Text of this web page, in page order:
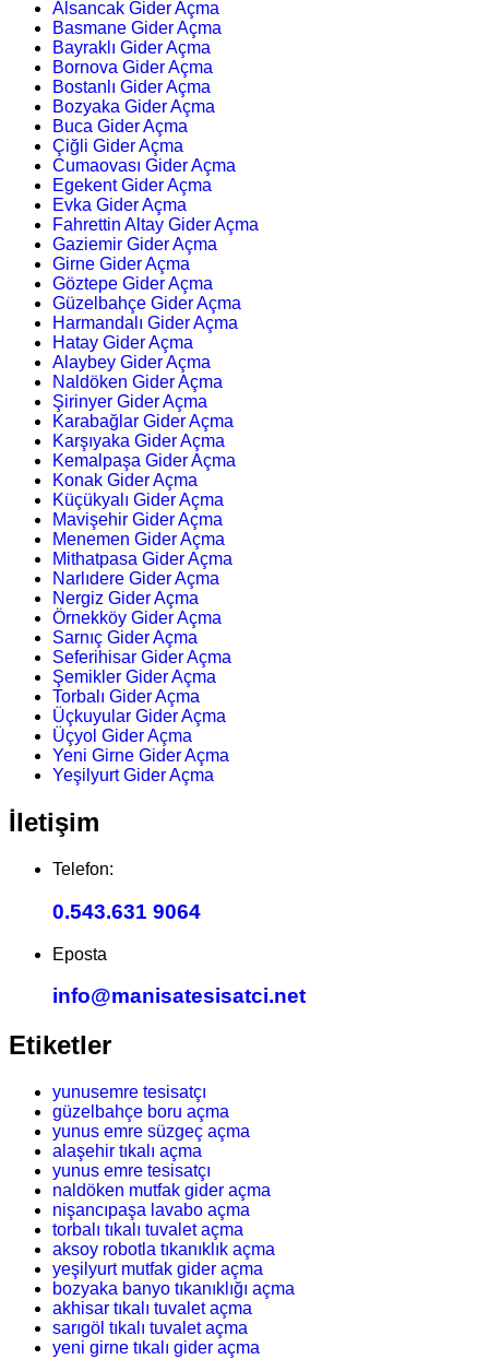
Alsancak Gider Açma
Basmane Gider Açma
Bayraklı Gider Açma
Bornova Gider Açma
Bostanlı Gider Açma
Bozyaka Gider Açma
Buca Gider Açma
Çiğli Gider Açma
Cumaovası Gider Açma
Egekent Gider Açma
Evka Gider Açma
Fahrettin Altay Gider Açma
Gaziemir Gider Açma
Girne Gider Açma
Göztepe Gider Açma
Güzelbahçe Gider Açma
Harmandalı Gider Açma
Hatay Gider Açma
Alaybey Gider Açma
Naldöken Gider Açma
Şirinyer Gider Açma
Karabağlar Gider Açma
Karşıyaka Gider Açma
Kemalpaşa Gider Açma
Konak Gider Açma
Küçükyalı Gider Açma
Mavişehir Gider Açma
Menemen Gider Açma
Mithatpasa Gider Açma
Narlıdere Gider Açma
Nergiz Gider Açma
Örnekköy Gider Açma
Sarnıç Gider Açma
Seferihisar Gider Açma
Şemikler Gider Açma
Torbalı Gider Açma
Üçkuyular Gider Açma
Üçyol Gider Açma
Yeni Girne Gider Açma
Yeşilyurt Gider Açma
İletişim
Telefon:
0.543.631 9064
Eposta
info@manisatesisatci.net
Etiketler
yunusemre tesisatçı
güzelbahçe boru açma
yunus emre süzgeç açma
alaşehir tıkalı açma
yunus emre tesisatçı
naldöken mutfak gider açma
nişancıpaşa lavabo açma
torbalı tıkalı tuvalet açma
aksoy robotla tıkanıklık açma
yeşilyurt mutfak gider açma
bozyaka banyo tıkanıklığı açma
akhisar tıkalı tuvalet açma
sarıgöl tıkalı tuvalet açma
yeni girne tıkalı gider açma